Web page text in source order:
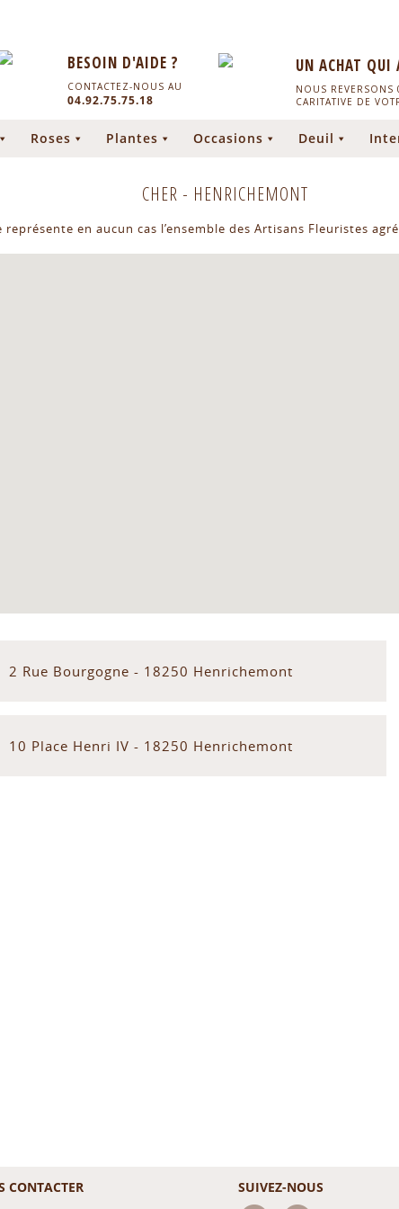
BESOIN D'AIDE ?
CONTACTEZ-NOUS AU
04.92.75.75.18
UN ACHAT QUI
NOUS REVERSONS
CARITATIVE DE
Roses Plantes Occasions Deuil
CHER - HENRICHEMONT
en aucun cas l’ensemble des Artisans Fleuristes
2 Rue Bourgogne - 18250 Henrichemont
10 Place Henri IV - 18250 Henrichemont
CONTACTER SUIVEZ-NOUS